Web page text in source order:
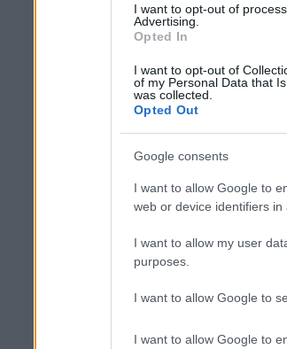
I want to opt-out of
Advertising.
Opted In
I want to opt-out of
of my Personal Data that
was collected.
Opted Out
Google consents
I want to allow Google to
web or device identifiers in
I want to allow my user
purposes.
I want to allow Google to
I want to allow Google to